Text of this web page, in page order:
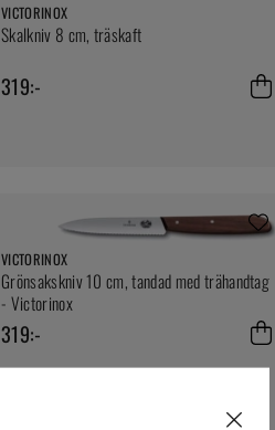
VICTORINOX
Skalkniv 8 cm, träskaft
319:-
VICTORINOX
Grönsakskniv 10 cm, tandad med trähandtag
- Victorinox
319:-